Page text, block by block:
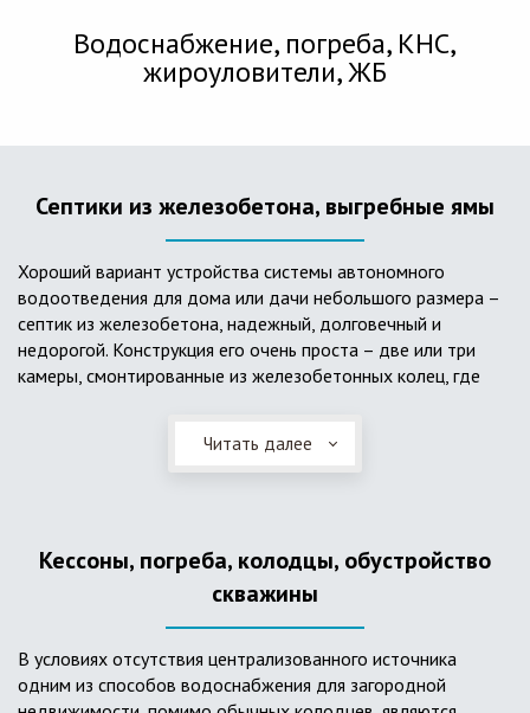
Водоснабжение, погреба, КНС,
жироуловители, ЖБ
Септики из железобетона, выгребные ямы
Хороший вариант устройства системы автономного
водоотведения для дома или дачи небольшого размера –
септик из железобетона, надежный, долговечный и
недорогой. Конструкция его очень проста – две или три
камеры, смонтированные из железобетонных колец, где
слой дренажа, устроенный из щебня и песка. Для септика
требуется только очищение через определенное время
большую прочность по сравнению с пластиковыми
Читать далее
Кессоны, погреба, колодцы, обустройство
скважины
В условиях отсутствия централизованного источника
одним из способов водоснабжения для загородной